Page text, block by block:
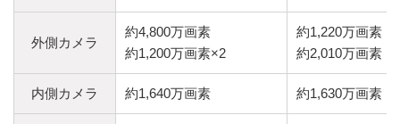
外側カメラ
約4,800万画素
約1,200万画素×2
約1,220万画素
約2,010万画素
内側カメラ 約1,640万画素 約1,630万画素